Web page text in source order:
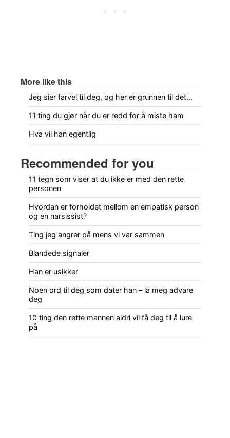
More like this
Jeg sier farvel til deg, og her er grunnen til det…
11 ting du gjør når du er redd for å miste ham
Hva vil han egentlig
Recommended for you
11 tegn som viser at du ikke er med den rette
personen
Hvordan er forholdet mellom en empatisk person
og en narsissist?
Ting jeg angrer på mens vi var sammen
Blandede signaler
Han er usikker
Noen ord til deg som dater han – la meg advare
deg
10 ting den rette mannen aldri vil få deg til å lure
på